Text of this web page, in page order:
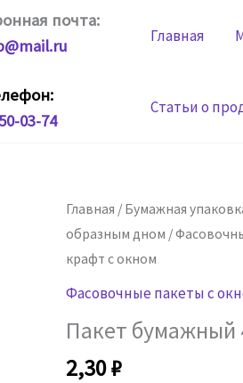
почта:
03-74
Главная
Статьи о
Главная / Бумажная
образным дном /
крафт с окном
Фасовочные пакеты с
Пакет бумажный
2,30₽